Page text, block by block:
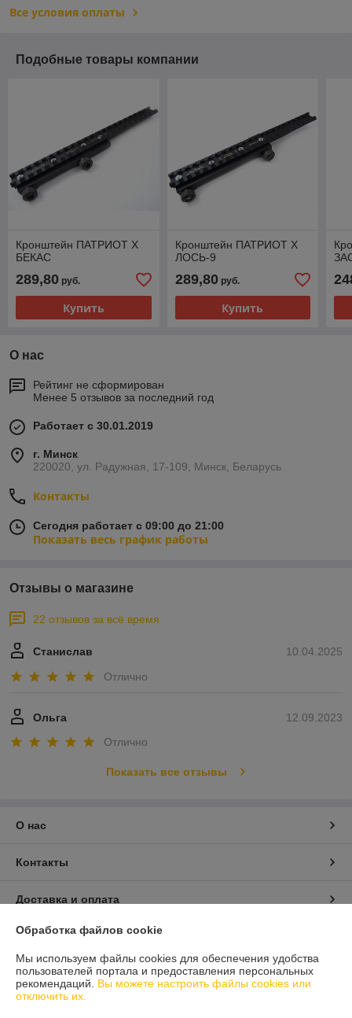
Все условия оплаты
Подобные товары компании
Кронштейн ПАТРИОТ Х
БЕКАС
289,80 руб.
Купить
Кронштейн ПАТРИОТ Х
ЛОСЬ-9
289,80руб.
Купить
О нас
Рейтинг не сформирован
Менее 5 отзывов за последний год
Работает с 30.01.2019
г. Минск
220020, ул. Радужная, 17-109, Минск, Беларусь
Контакты
Сегодня работает с 09:00 до 21:00
Показать весь график работы
Отзывы о магазине
22 отзывов за всё время
10.04.2025
Станислав
Отлично
12.09.2023
Ольга
Отлично
Показать все отзывы
О нас
Контакты
Доставка и оплата
График работы
Полная версия сайта
Обработка файлов cookie
Мы используем файлы cookies для обеспечения удобства
пользователей портала и предоставления персональных
рекомендаций. Вы можете настроить файлы cookies или
отключить их.